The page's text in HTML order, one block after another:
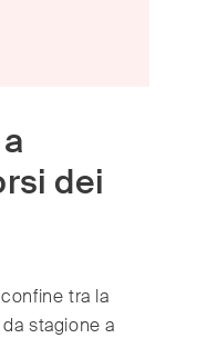
dei
tra la
stagione a
(English/العربية)